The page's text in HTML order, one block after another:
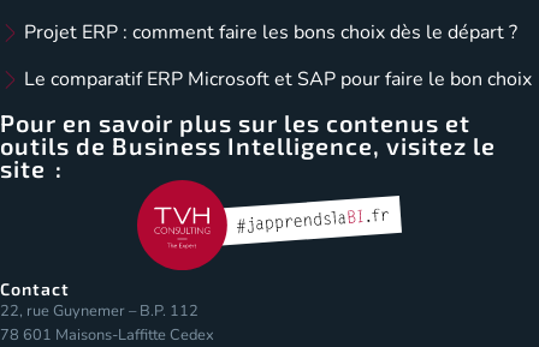
Projet ERP : comment faire les bons choix dès le départ ?
Le comparatif ERP Microsoft et SAP pour faire le bon choix
Pour en savoir plus sur les contenus et
outils de Business Intelligence, visitez le
site :
Contact
22, rue Guynemer – B.P. 112
78 601 Maisons-Laffitte Cedex